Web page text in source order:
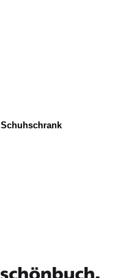
Schuhschrank